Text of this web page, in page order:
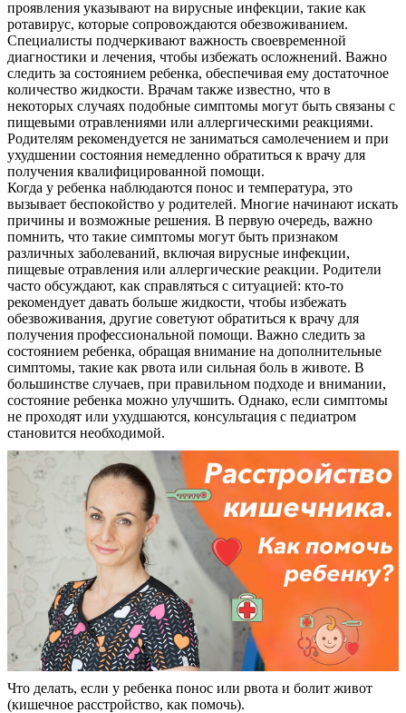
проявления указывают на вирусные инфекции, такие как
ротавирус, которые сопровождаются обезвоживанием.
Специалисты подчеркивают важность своевременной
диагностики и лечения, чтобы избежать осложнений. Важно
следить за состоянием ребенка, обеспечивая ему достаточное
количество жидкости. Врачам также известно, что в
некоторых случаях подобные симптомы могут быть связаны с
пищевыми отравлениями или аллергическими реакциями.
Родителям рекомендуется не заниматься самолечением и при
ухудшении состояния немедленно обратиться к врачу для
получения квалифицированной помощи.
Когда у ребенка наблюдаются понос и температура, это
вызывает беспокойство у родителей. Многие начинают искать
причины и возможные решения. В первую очередь, важно
помнить, что такие симптомы могут быть признаком
различных заболеваний, включая вирусные инфекции,
пищевые отравления или аллергические реакции. Родители
часто обсуждают, как справляться с ситуацией: кто-то
рекомендует давать больше жидкости, чтобы избежать
обезвоживания, другие советуют обратиться к врачу для
получения профессиональной помощи. Важно следить за
состоянием ребенка, обращая внимание на дополнительные
симптомы, такие как рвота или сильная боль в животе. В
большинстве случаев, при правильном подходе и внимании,
состояние ребенка можно улучшить. Однако, если симптомы
не проходят или ухудшаются, консультация с педиатром
становится необходимой.
Что делать, если у ребенка понос или рвота и болит живот
(кишечное расстройство, как помочь).